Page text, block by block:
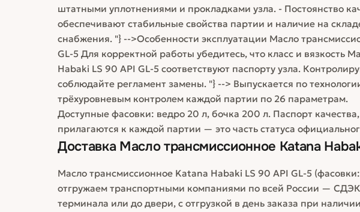
штатными уплотнениями и прокладками узла. - Постоянство
обеспечивают стабильные свойства партии и наличие на
снабжения. "} -->Особенности эксплуатации Масло
GL-5 Для корректной работы убедитесь, что класс и вязкость
Habaki LS 90 API GL-5 соответствуют паспорту узла.
соблюдайте регламент замены. "} --> Выпускается по
трёхуровневым контролем каждой партии по 26 параметрам.
Доступные фасовки: ведро 20 л, бочка 200 л. Паспорт
прилагаются к каждой партии — это часть статуса
Доставка Масло трансмиссионное Katana
Масло трансмиссионное Katana Habaki LS 90 API GL-5
отгружаем транспортными компаниями по всей России —
терминала или до двери, с отгрузкой в день заказа при